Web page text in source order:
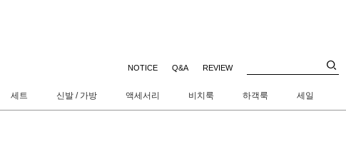
NOTICE Q&A REVIEW
세트 신발 / 가방 액세서리 비치룩 하객룩 세일